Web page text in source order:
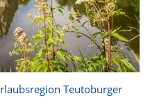
Teutoburger